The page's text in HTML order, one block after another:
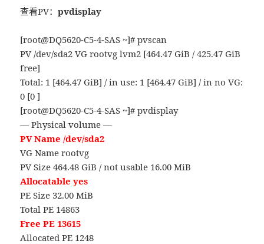
查看PV：pvdisplay
[root@DQ5620-C5-4-SAS ~]# pvscan
PV /dev/sda2 VG rootvg lvm2 [464.47 GiB / 425.47 GiB
free]
Total: 1 [464.47 GiB] / in use: 1 [464.47 GiB] / in no VG:
0 [0 ]
[root@DQ5620-C5-4-SAS ~]# pvdisplay
— Physical volume —
PV Name /dev/sda2
VG Name rootvg
PV Size 464.48 GiB / not usable 16.00 MiB
Allocatable yes
PE Size 32.00 MiB
Total PE 14863
Free PE 13615
Allocated PE 1248